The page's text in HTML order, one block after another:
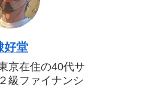
好堂
京在住の40代サ
級ファイナンシ